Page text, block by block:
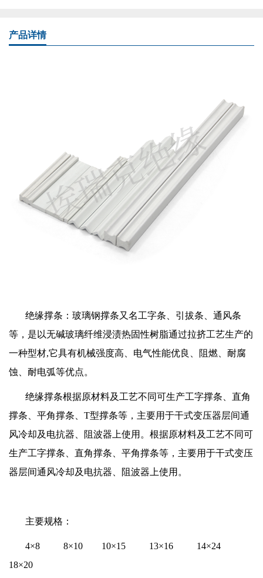
产品详情
绝缘撑条：玻璃钢撑条又名工字条、引拔条、通风条
等，是以无碱玻璃纤维浸渍热固性树脂通过拉挤工艺生产的
一种型材,它具有机械强度高、电气性能优良、阻燃、耐腐
蚀、耐电弧等优点。
绝缘撑条根据原材料及工艺不同可生产工字撑条、直角
撑条、平角撑条、T型撑条等，主要用于干式变压器层间通
风冷却及电抗器、阻波器上使用。根据原材料及工艺不同可
生产工字撑条、直角撑条、平角撑条等，主要用于干式变压
器层间通风冷却及电抗器、阻波器上使用。
主要规格：
4×8 8×10 10×15 13×16 14×24
18×20